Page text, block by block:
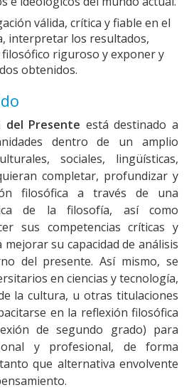
válida, crítica y fiable en el
interpretar los resultados,
riguroso y exponer y
obtenidos.
del Presente está destinado a
dentro de un amplio
sociales, lingüísticas,
completar, profundizar y
filosófica a través de una
de la filosofía, así como
sus competencias críticas y
su capacidad de análisis
del presente. Así mismo, se
en ciencias y tecnología,
la cultura, u otras titulaciones
en la reflexión filosófica
de segundo grado) para
y profesional, de forma
que alternativa envolvente